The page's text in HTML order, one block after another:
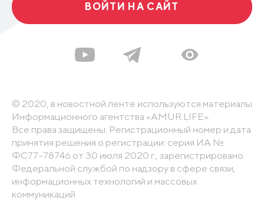
ВОЙТИ НА САЙТ
© 2020, в новостной ленте используются материалы
Информационного агентства «AMUR.LIFE».
Все права защищены. Регистрационный номер и дата
принятия решения о регистрации: серия ИА №
ФС77-78746 от 30 июля 2020 г., зарегистрировано
Федеральной службой по надзору в сфере связи,
информационных технологий и массовых
коммуникаций